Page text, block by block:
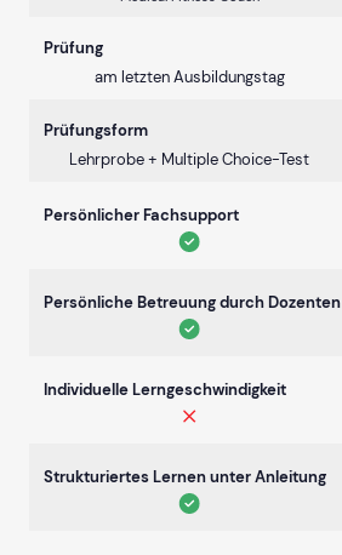
Prüfung
am letzten Ausbildungstag
Prüfungsform
Lehrprobe + Multiple Choice-Test
Persönlicher Fachsupport
Persönliche Betreuung durch Dozenten
Individuelle Lerngeschwindigkeit
Strukturiertes Lernen unter Anleitung